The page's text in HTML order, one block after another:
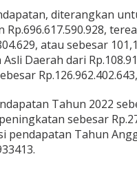
o
t
a
P
a
y
k
u
m
b
diterangkan
Rp.696.617.590.928,
atau sebesar
Daerah dari
Tahun 2022
sebesar
pendapatan Tahun